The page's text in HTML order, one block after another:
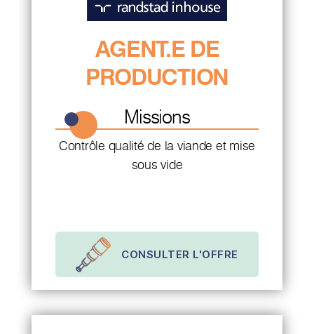
AGENT.E DE
PRODUCTION
Missions
Contrôle qualité de la viande et mise
sous vide
CONSULTER L'OFFRE